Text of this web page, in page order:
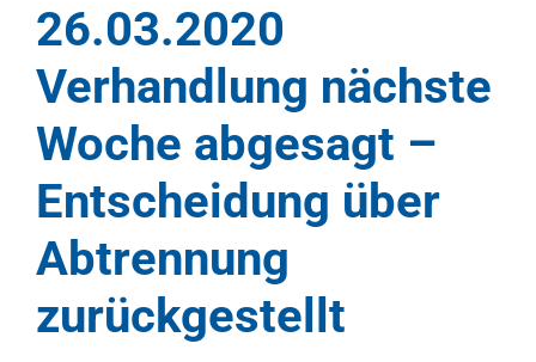
26.03.2020
Verhandlung nächste
Woche abgesagt –
Entscheidung über
Abtrennung
zurückgestellt